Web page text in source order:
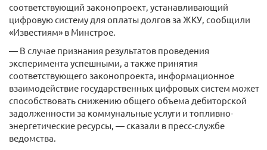
соответствующий законопроект, устанавливающий
цифровую систему для оплаты долгов за ЖКУ, сообщили
«Известиям» в Минстрое.
— В случае признания результатов проведения
эксперимента успешными, а также принятия
соответствующего законопроекта, информационное
взаимодействие государственных цифровых систем может
способствовать снижению общего объема дебиторской
задолженности за коммунальные услуги и топливно-
энергетические ресурсы, — сказали в пресс-службе
ведомства.